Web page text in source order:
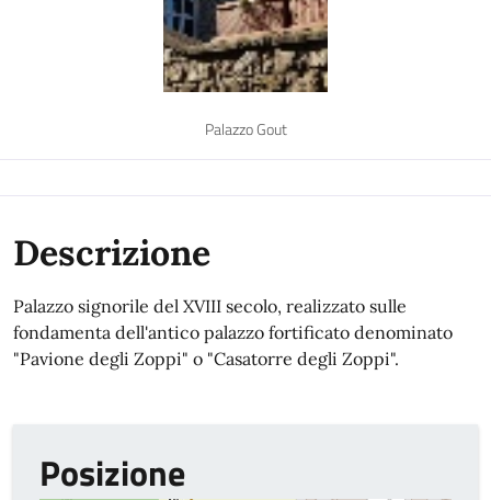
Palazzo Gout
Descrizione
Palazzo signorile del XVIII secolo, realizzato sulle
fondamenta dell'antico palazzo fortificato denominato
"Pavione degli Zoppi" o "Casatorre degli Zoppi".
Posizione